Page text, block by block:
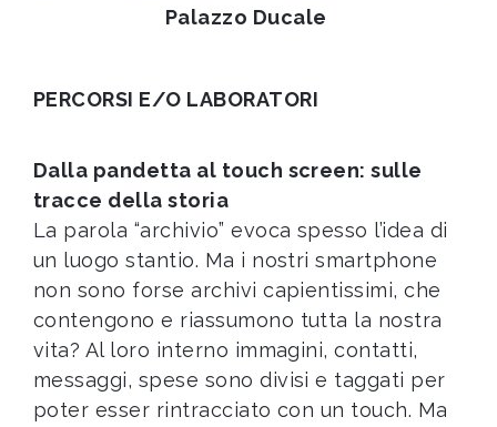
Palazzo Ducale
PERCORSI E/O LABORATORI
Dalla pandetta al touch screen: sulle
tracce della storia
La parola “archivio” evoca spesso l’idea di
un luogo stantio. Ma i nostri smartphone
non sono forse archivi capientissimi, che
contengono e riassumono tutta la nostra
vita? Al loro interno immagini, contatti,
messaggi, spese sono divisi e taggati per
poter esser rintracciato con un touch. Ma